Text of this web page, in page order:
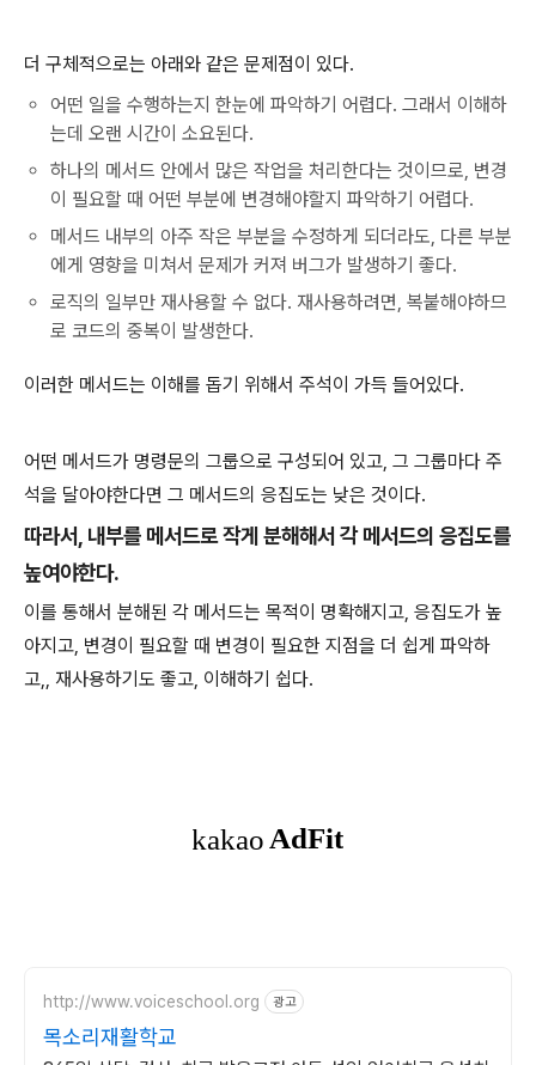
더 구체적으로는 아래와 같은 문제점이 있다.
어떤 일을 수행하는지 한눈에 파악하기 어렵다. 그래서 이해하
는데 오랜 시간이 소요된다.
하나의 메서드 안에서 많은 작업을 처리한다는 것이므로, 변경
이 필요할 때 어떤 부분에 변경해야할지 파악하기 어렵다.
메서드 내부의 아주 작은 부분을 수정하게 되더라도, 다른 부분
에게 영향을 미쳐서 문제가 커져 버그가 발생하기 좋다.
로직의 일부만 재사용할 수 없다. 재사용하려면, 복붙해야하므
로 코드의 중복이 발생한다.
이러한 메서드는 이해를 돕기 위해서 주석이 가득 들어있다.
어떤 메서드가 명령문의 그룹으로 구성되어 있고, 그 그룹마다 주
석을 달아야한다면 그 메서드의 응집도는 낮은 것이다.
따라서, 내부를 메서드로 작게 분해해서 각 메서드의 응집도를
높여야한다.
이를 통해서 분해된 각 메서드는 목적이 명확해지고, 응집도가 높
아지고, 변경이 필요할 때 변경이 필요한 지점을 더 쉽게 파악하
고,, 재사용하기도 좋고, 이해하기 쉽다.
http://www.voiceschool.org 광고
목소리재활학교